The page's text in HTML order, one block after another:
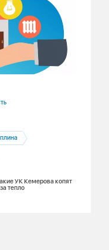
УК Кемерова копят
тепло